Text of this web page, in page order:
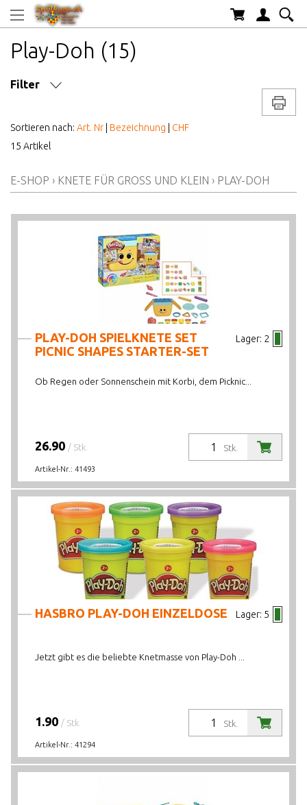
Play-Doh (15)
Filter
AB WELCHEM ALTER
ALTER AB
PREIS VON BIS
Sortieren nach: Art. Nr Bezeichnung
CHF
15 Artikel
E-SHOP › KNETE FÜR GROSS UND KLEIN › PLAY-DOH
Lager: 2
PLAY-DOH SPIELKNETE SET
PICNIC SHAPES STARTER-SET
Ob Regen oder Sonnenschein mit Korbi, dem Picknic...
Stk.
26.90 / Stk.
Artikel-Nr.: 41493
Lager: 5
HASBRO PLAY-DOH EINZELDOSE
Jetzt gibt es die beliebte Knetmasse von Play-Doh ...
Stk.
1.90 / Stk.
Artikel-Nr.: 41294